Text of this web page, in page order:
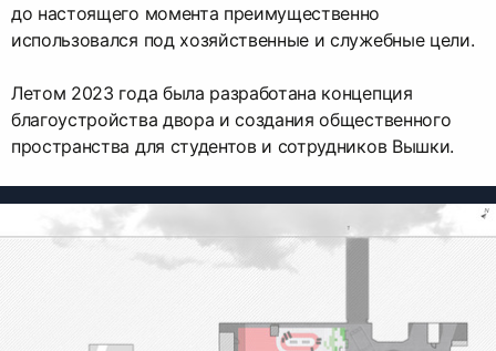
до настоящего момента преимущественно
использовался под хозяйственные и служебные цели.
Летом 2023 года была разработана концепция
благоустройства двора и создания общественного
пространства для студентов и сотрудников Вышки.